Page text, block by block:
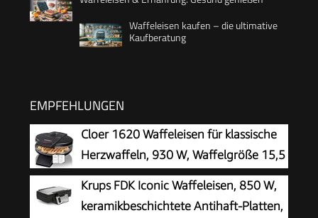
Waffeleisen kaufen – die ultimative
Kaufberatung
EMPFEHLUNGEN
Cloer 1620 Waffeleisen für klassische
Herzwaffeln, 930 W, Waffelgröße 15,5
cm, stufenlos wählbarer
Bräunungsgrad, schwarz
Krups FDK Iconic Waffeleisen, 850 W,
keramikbeschichtete Antihaft-Platten,